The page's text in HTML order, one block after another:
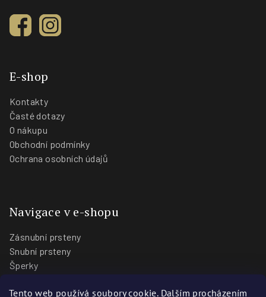
Tento web používá soubory cookie. Dalším procházením
E-shop
Kontakty
Časté dotazy
O nákupu
Obchodní podmínky
Ochrana osobních údajů
Navigace v e-shopu
Zásnubní prsteny
Snubní prsteny
Šperky
Blog